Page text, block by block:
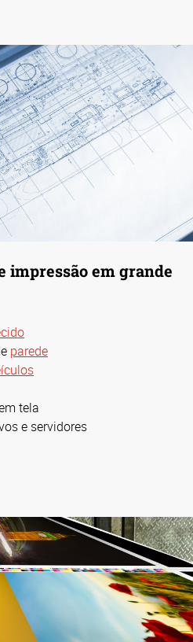
impressão em grande
parede
tela
e servidores